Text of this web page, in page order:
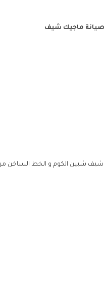
ماجيك شيف
شيف شبين الكوم و الخط الساخن